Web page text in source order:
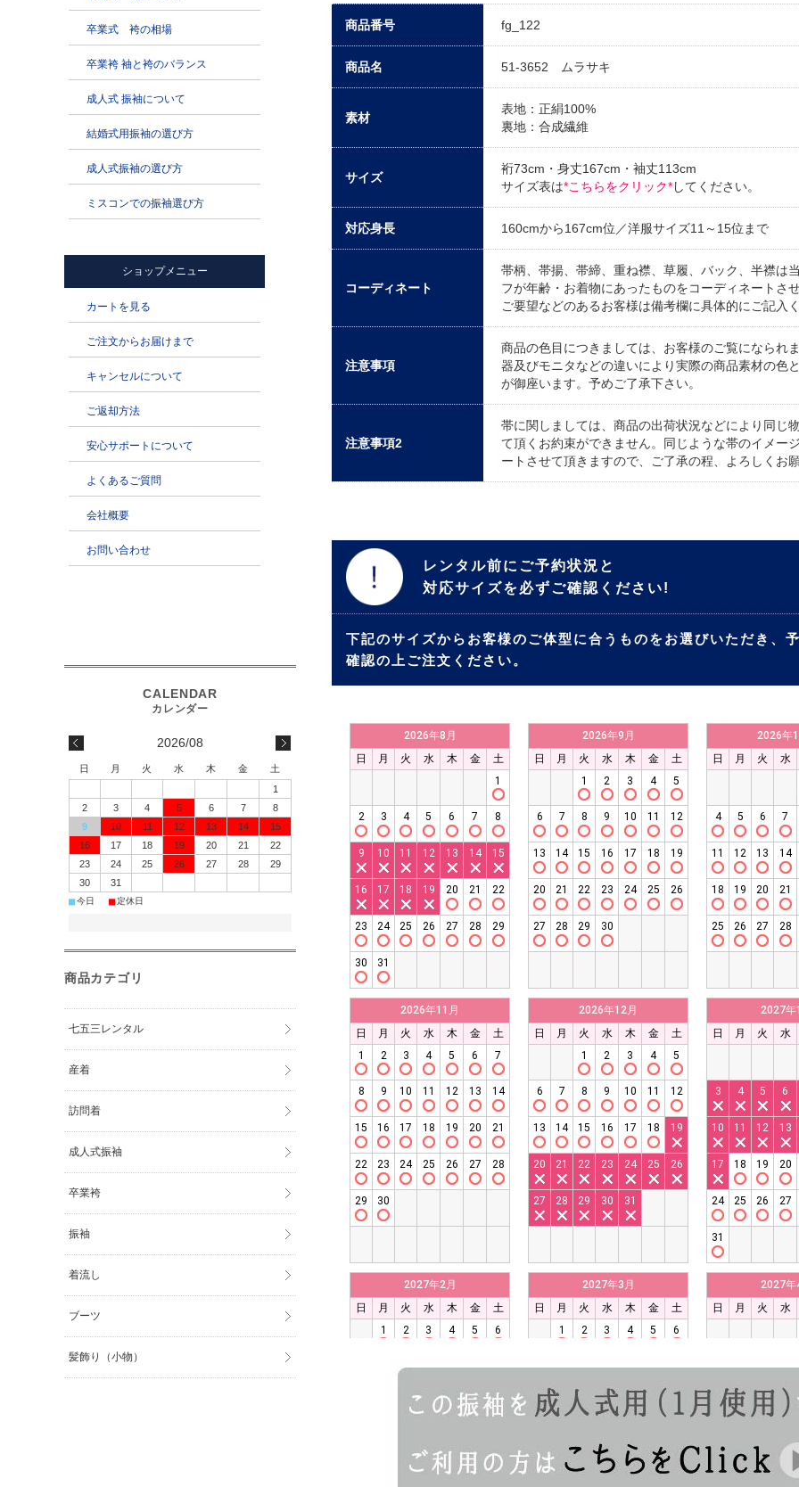
商品番号 fg_122
商品名 51-3652 ムラサキ
素材
表地：正絹100%
裏地：合成繊維
サイズ
裄73cm・身丈167cm・袖丈113cm
サイズ表は*こちらをクリック*してください。
対応身長 160cmから167cm位／洋服サイズ11～15位まで
コーディネート
帯柄、帯揚、帯締、重ね襟、草履、バック、半襟は
フが年齢・お着物にあったものをコーディネートさ
ご要望などのあるお客様は備考欄に具体的にご記入く
注意事項
商品の色目につきましては、お客様のご覧になられ
器及びモニタなどの違いにより実際の商品素材の色
が御座います。予めご了承下さい。
注意事項2
帯に関しましては、商品の出荷状況などにより同じ
て頂くお約束ができません。同じような帯のイメー
ートさせて頂きますので、ご了承の程、よろしくお
レンタル前にご予約状況と
対応サイズを必ずご確認ください!
下記のサイズからお客様のご体型に合うものをお選びいただき、
確認の上ご注文ください。
2026/08
日 月 火 水 木 金
土
1
2
3 4 5 6 7
8
9
10 11 12 13 14
15
16
17 18 19 20 21
22
23
24 25 26 27 28
29
30
31
■今日 ■定休日
商品カテゴリ
七五三レンタル
産着
訪問着
成人式振袖
卒業袴
振袖
着流し
ブーツ
髪飾り（小物）